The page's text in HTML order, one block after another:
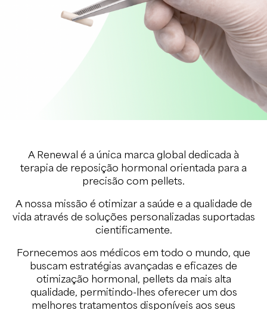
A Renewal é a única marca global dedicada à
terapia de reposição hormonal orientada para a
precisão com pellets.
A nossa missão é otimizar a saúde e a qualidade de
vida através de soluções personalizadas suportadas
cientificamente.
Fornecemos aos médicos em todo o mundo, que
buscam estratégias avançadas e eficazes de
otimização hormonal, pellets da mais alta
qualidade, permitindo-lhes oferecer um dos
melhores tratamentos disponíveis aos seus